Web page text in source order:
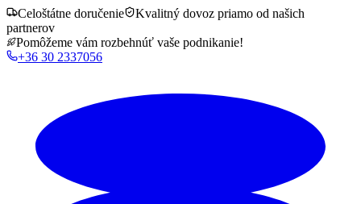
Celoštátne doručenie
Kvalitný dovoz priamo od našich
partnerov
Pomôžeme vám rozbehnúť vaše podnikanie!
+36 30 2337056